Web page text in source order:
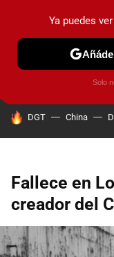
PRUEBAS
HOY SE HABLA DE
DGT China
Fallece en
creador del
Ya puedes
Solo